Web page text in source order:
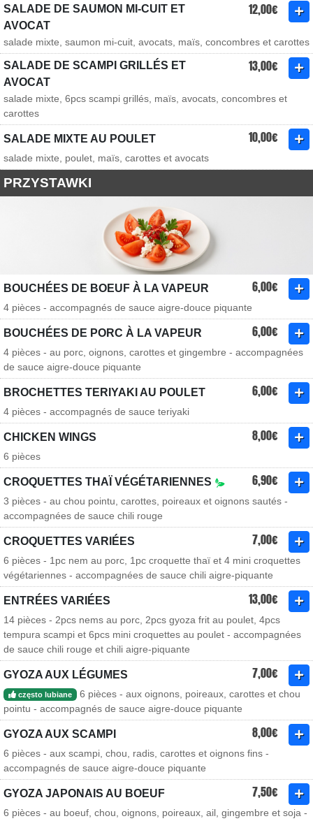
SALADE DE SAUMON MI-CUIT ET
AVOCAT
12,00€
salade mixte, saumon mi-cuit, avocats, maïs, concombres et carottes
SALADE DE SCAMPI GRILLÉS ET
AVOCAT
13,00€
salade mixte, 6pcs scampi grillés, maïs, avocats, concombres et
carottes
SALADE MIXTE AU POULET 10,00€
salade mixte, poulet, maïs, carottes et avocats
PRZYSTAWKI
BOUCHÉES DE BOEUF À LA VAPEUR 6,00€
4 pièces - accompagnés de sauce aigre-douce piquante
BOUCHÉES DE PORC À LA VAPEUR 6,00€
4 pièces - au porc, oignons, carottes et gingembre - accompagnées
de sauce aigre-douce piquante
BROCHETTES TERIYAKI AU POULET 6,00€
4 pièces - accompagnés de sauce teriyaki
CHICKEN WINGS 8,00€
6 pièces
CROQUETTES THAÏ VÉGÉTARIENNES 6,90€
3 pièces - au chou pointu, carottes, poireaux et oignons sautés -
accompagnées de sauce chili rouge
CROQUETTES VARIÉES 7,00€
6 pièces - 1pc nem au porc, 1pc croquette thaï et 4 mini croquettes
végétariennes - accompagnées de sauce chili aigre-piquante
ENTRÉES VARIÉES 13,00€
14 pièces - 2pcs nems au porc, 2pcs gyoza frit au poulet, 4pcs
tempura scampi et 6pcs mini croquettes au poulet - accompagnées
de sauce chili rouge et chili aigre-piquante
GYOZA AUX LÉGUMES 7,00€
często lubiane
6 pièces - aux oignons, poireaux, carottes et chou
pointu - accompagnés de sauce aigre-douce piquante
GYOZA AUX SCAMPI 8,00€
6 pièces - aux scampi, chou, radis, carottes et oignons fins -
accompagnés de sauce aigre-douce piquante
GYOZA JAPONAIS AU BOEUF 7,50€
6 pièces - au boeuf, chou, oignons, poireaux, ail, gingembre et soja -